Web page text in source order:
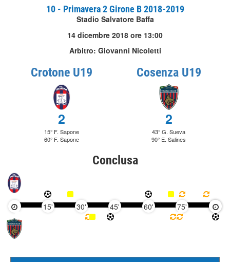
10 - Primavera 2 Girone B 2018-2019
Stadio Salvatore Baffa
14 dicembre 2018 ore 13:00
Arbitro: Giovanni Nicoletti
Crotone U19
2
15° F. Sapone
60° F. Sapone
Cosenza U19
2
43° G. Sueva
90° E. Salines
Conclusa
15' 30' 45' 60' 75' 90'